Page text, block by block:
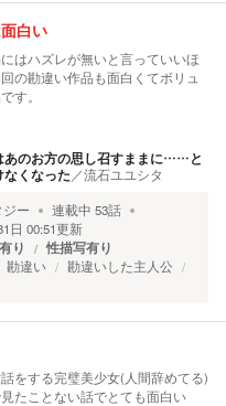
白い
はハズレが無いと言っていいほ
の勘違い作品も面白くてボリュ
す。
のお方の思し召すままに……と
くなった ／流石ユユシタ
ー 連載中 53話
日 00:51更新
り 性描写有り
勘違い
勘違いした主人公
をする完璧美少女(人間辞めてる)
たことない話でとても面白い